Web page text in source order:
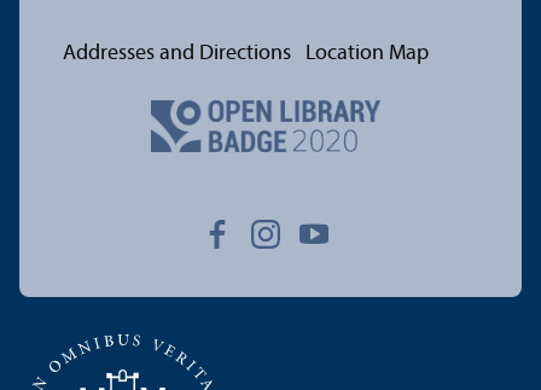
Addresses and Directions Location Map